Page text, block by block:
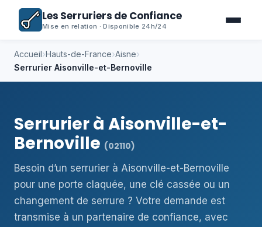
Les Serruriers de Confiance
Mise en relation · Disponible 24h/24
Accueil›Hauts-de-France›Aisne›
Serrurier Aisonville-et-Bernoville
Serrurier à Aisonville-et-
Bernoville (02110)
Besoin d’un serrurier à Aisonville-et-Bernoville
pour une porte claquée, une clé cassée ou un
changement de serrure ? Votre demande est
transmise à un partenaire de confiance, avec